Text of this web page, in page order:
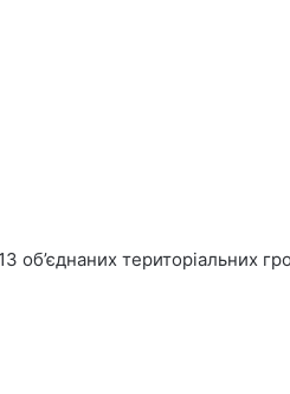
об’єднаних територіальних